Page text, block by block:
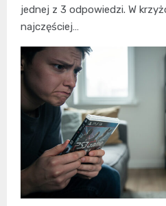
jednej z 3 odpowiedzi. W
najczęściej…